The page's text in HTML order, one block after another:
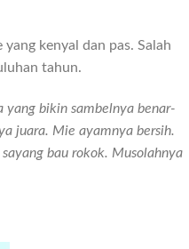
kenyal dan pas. Salah
tahun.
yang bikin sambelnya benar-
juara. Mie ayamnya bersih.
bau rokok. Musolahnya